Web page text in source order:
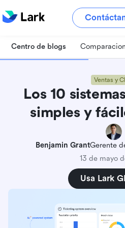
Centro de blogs
Ventas y
Los 10
simples y
Benjamin GrantGerente
13 de mayo
Usa Lark